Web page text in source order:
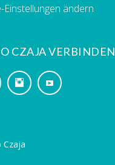
Einstellungen ändern
CZAJA VERBINDEN